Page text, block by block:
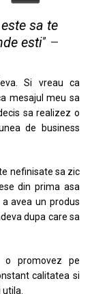
sa te
esti” –
Si vreau ca
mesajul meu sa
sa realizez o
de business
nefinisate sa zic
din prima asa
avea un produs
dupa care sa
o promovez pe
calitatea si